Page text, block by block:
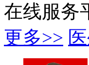
在线服务
更多>>